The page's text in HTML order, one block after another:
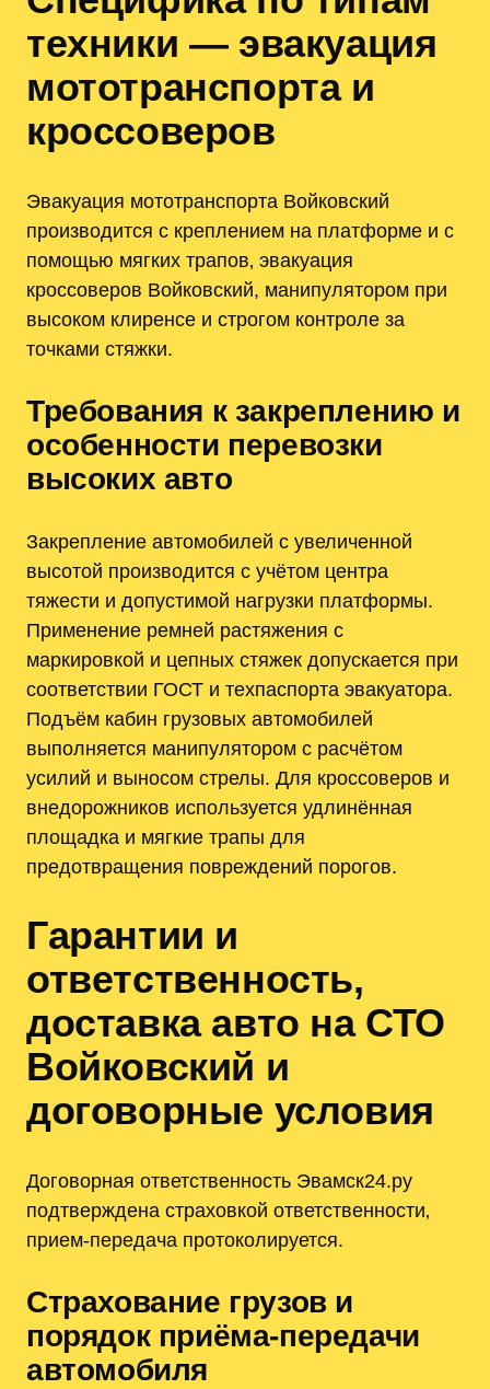
техники — эвакуация
мототранспорта и
кроссоверов
Эвакуация мототранспорта Войковский
производится с креплением на платформе и с
помощью мягких трапов‚ эвакуация
кроссоверов Войковский, манипулятором при
высоком клиренсе и строгом контроле за
точками стяжки.
Требования к закреплению и
особенности перевозки
высоких авто
Закрепление автомобилей с увеличенной
высотой производится с учётом центра
тяжести и допустимой нагрузки платформы.
Применение ремней растяжения с
маркировкой и цепных стяжек допускается при
соответствии ГОСТ и техпаспорта эвакуатора.
Подъём кабин грузовых автомобилей
выполняется манипулятором с расчётом
усилий и выносом стрелы. Для кроссоверов и
внедорожников используется удлинённая
площадка и мягкие трапы для
предотвращения повреждений порогов.
Гарантии и
ответственность,
доставка авто на СТО
Войковский и
договорные условия
Договорная ответственность Эвамск24.ру
подтверждена страховкой ответственности‚
прием-передача протоколируется.
Страхование грузов и
порядок приёма-передачи
автомобиля